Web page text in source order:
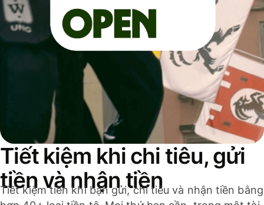
Tiết kiệm khi chi tiêu, gửi
tiền và nhận tiền
Tiết kiệm tiền khi bạn gửi, chi tiêu và nhận tiền bằng